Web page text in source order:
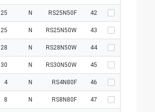
42
RS25N50F
N
25
43
RS25N50W
N
25
44
RS28N50W
N
28
45
RS30N50W
N
30
46
RS4N80F
N
4
47
RS8N80F
N
8